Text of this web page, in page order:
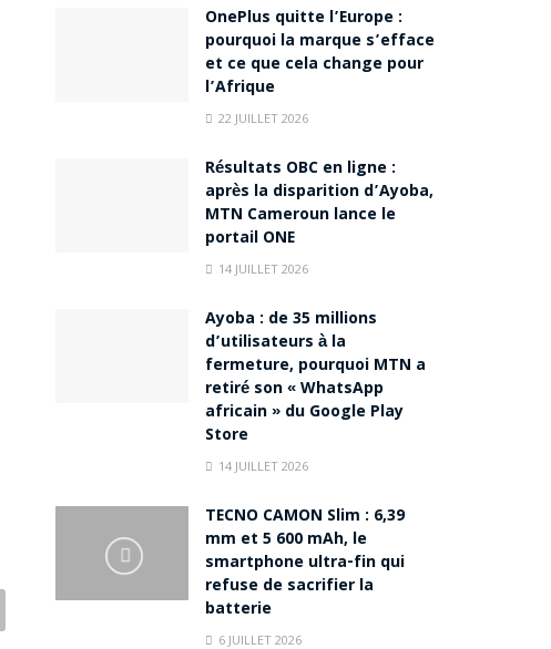
OnePlus quitte l’Europe :
pourquoi la marque s’efface
et ce que cela change pour
l’Afrique
22 JUILLET 2026
Résultats OBC en ligne :
après la disparition d’Ayoba,
MTN Cameroun lance le
portail ONE
14 JUILLET 2026
Ayoba : de 35 millions
d’utilisateurs à la
fermeture, pourquoi MTN a
retiré son « WhatsApp
africain » du Google Play
Store
14 JUILLET 2026
TECNO CAMON Slim : 6,39
mm et 5 600 mAh, le
smartphone ultra-fin qui
refuse de sacrifier la
batterie
6 JUILLET 2026